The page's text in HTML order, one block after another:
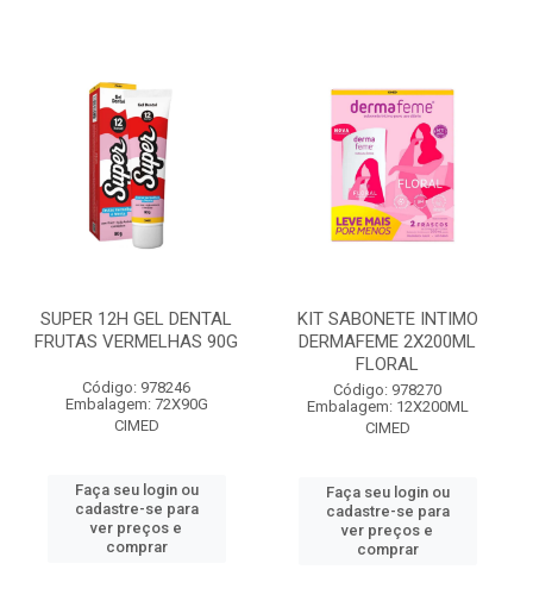
SUPER 12H GEL DENTAL
FRUTAS VERMELHAS 90G
Código: 978246
Embalagem: 72X90G
CIMED
Faça seu login ou
cadastre-se para
ver preços e
comprar
KIT SABONETE INTIMO
DERMAFEME 2X200ML
FLORAL
Código: 978270
Embalagem: 12X200ML
CIMED
Faça seu login ou
cadastre-se para
ver preços e
comprar